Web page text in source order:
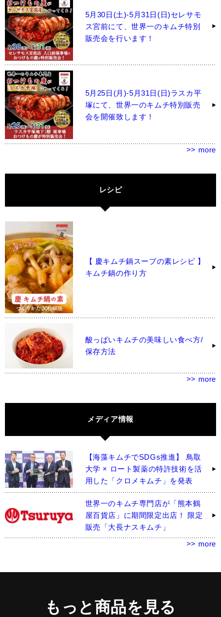
5月30日(土)-5月31日(日)セレサモ
ス宮前にて、世界一のキムチ特別
販売会を行います！
5月25日(月)-5月31日(日)ラスカ平
塚にて、世界一のキムチ特別販売
会を開催致します！
>> more
レシピ
【 慶キムチ鍋スープの素レシピ 】
キムチ鍋の作り方
酸っぱいキムチの美味しい食べ方/
保存方法
>> more
メディア情報
【海藻キムチでSDGs推進】 鳥取
大学 × ロート製薬の特許技術を活
用した「クロメキムチ」を発表
世界一のキムチ専門店が「熊本鶴
屋百貨店」に期間限定出店！ 限定
販売「大長ナスキムチ」
>> more
もっと商品を見る